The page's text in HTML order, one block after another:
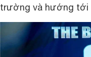
trường và hướng tới